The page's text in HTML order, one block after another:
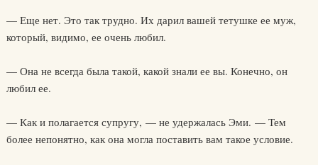
— Еще нет. Это так трудно. Их дарил вашей тетушке ее муж,
который, видимо, ее очень любил.
— Она не всегда была такой, какой знали ее вы. Конечно, он
любил ее.
— Как и полагается супругу, — не удержалась Эми. — Тем
более непонятно, как она могла поставить вам такое условие.